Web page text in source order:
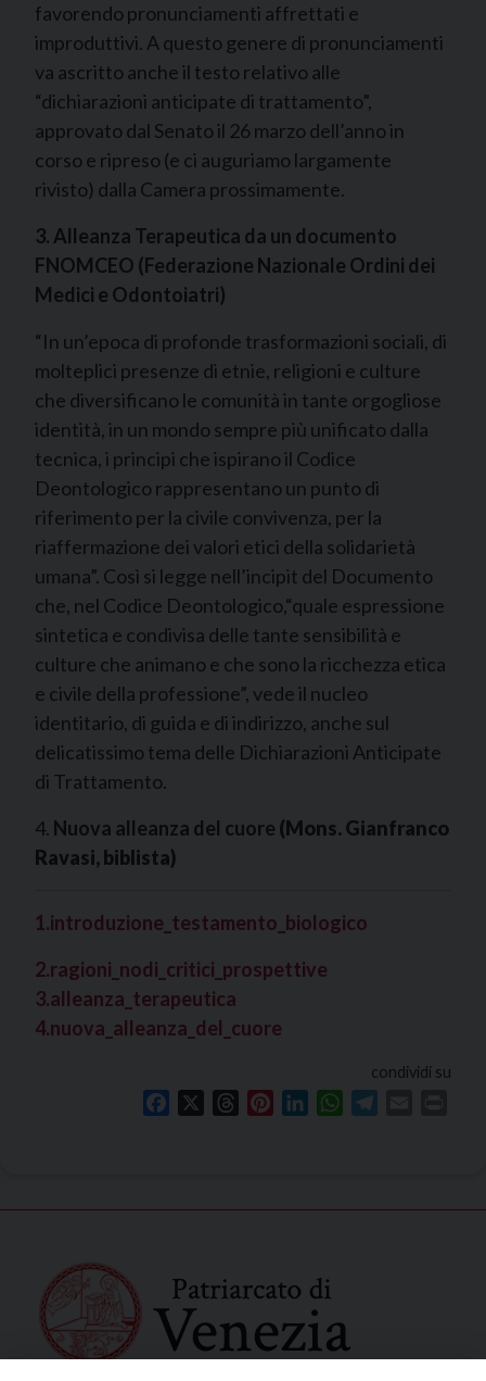
favorendo pronunciamenti affrettati e
improduttivi. A questo genere di pronunciamenti
va ascritto anche il testo relativo alle
“dichiarazioni anticipate di trattamento”,
approvato dal Senato il 26 marzo dell’anno in
corso e ripreso (e ci auguriamo largamente
rivisto) dalla Camera prossimamente.
3. Alleanza Terapeutica da un documento
FNOMCEO (Federazione Nazionale Ordini dei
Medici e Odontoiatri)
“In un’epoca di profonde trasformazioni sociali, di
molteplici presenze di etnie, religioni e culture
che diversificano le comunità in tante orgogliose
identità, in un mondo sempre più unificato dalla
tecnica, i principi che ispirano il Codice
Deontologico rappresentano un punto di
riferimento per la civile convivenza, per la
riaffermazione dei valori etici della solidarietà
umana”. Così si legge nell’incipit del Documento
che, nel Codice Deontologico,“quale espressione
sintetica e condivisa delle tante sensibilità e
culture che animano e che sono la ricchezza etica
e civile della professione”, vede il nucleo
identitario, di guida e di indirizzo, anche sul
delicatissimo tema delle Dichiarazioni Anticipate
di Trattamento.
4. Nuova alleanza del cuore (Mons. Gianfranco
Ravasi, biblista)
1.introduzione_testamento_biologico
2.ragioni_nodi_critici_prospettive
3.alleanza_terapeutica
4.nuova_alleanza_del_cuore
condividi su
Facebook ThreadsPinterestLinkedInWhatsApp